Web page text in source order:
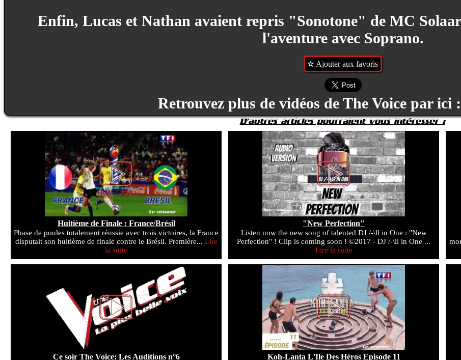
Enfin, Lucas et Nathan avaient repris "Sonotone" de MC
l'aventure avec Soprano.
Ajouter aux favoris
Retrouvez plus de vidéos de The Voice par ici :
D'autres articles pourraient vous intéresser :
Huitième de Finale : France/Brésil
Phase de poules totalement réussie avec trois victoires, la France
disputait son huitième de finale contre le Brésil. Première... Lire
la suite
"New Perfection"
Listen now the new song of talented DJ /-\ll in One : "New
Perfection" ! Clip is coming soon ! ©2017 - DJ /-\ll in One ...
Lire la suite
Ce soir The Voice: Les Auditions n°6 Koh-Lanta L'Ile Des Héros Episode 11